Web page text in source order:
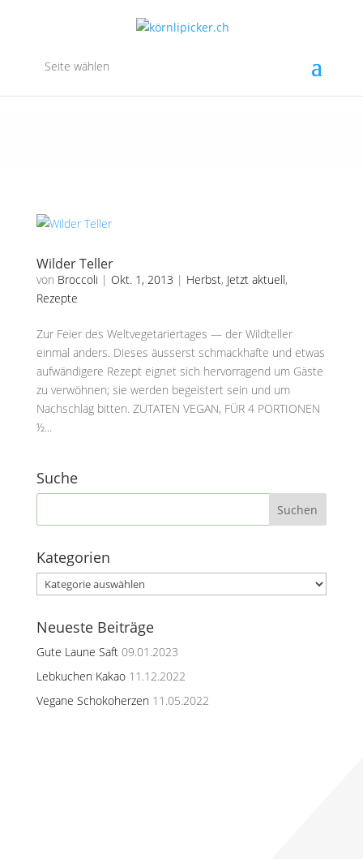
Seite wählen
Wilder Teller
von Broccoli | Okt. 1, 2013 | Herbst, Jetzt aktuell,
Rezepte
Zur Feier des Weltvegetariertages — der Wildteller
einmal anders. Dieses äusserst schmackhafte und etwas
aufwändigere Rezept eignet sich hervorragend um Gäste
zu verwöhnen; sie werden begeistert sein und um
Nachschlag bitten. ZUTATEN VEGAN, FÜR 4 PORTIONEN
½...
Suche
Kategorien
Kategorien
Neueste Beiträge
Gute Laune Saft 09.01.2023
Lebkuchen Kakao 11.12.2022
Vegane Schokoherzen 11.05.2022